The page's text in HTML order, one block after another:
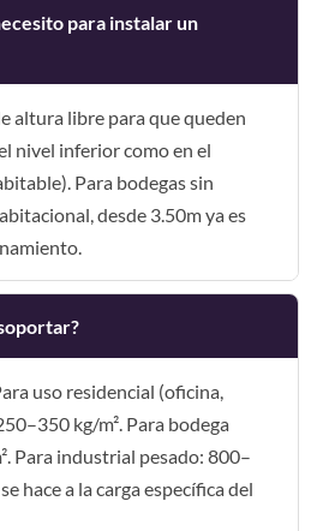
para instalar un
altura libre para que queden
nivel inferior como en el
Para bodegas sin
desde 3.50m ya es
uso residencial (oficina,
kg/m². Para bodega
Para industrial pesado: 800–
hace a la carga específica del